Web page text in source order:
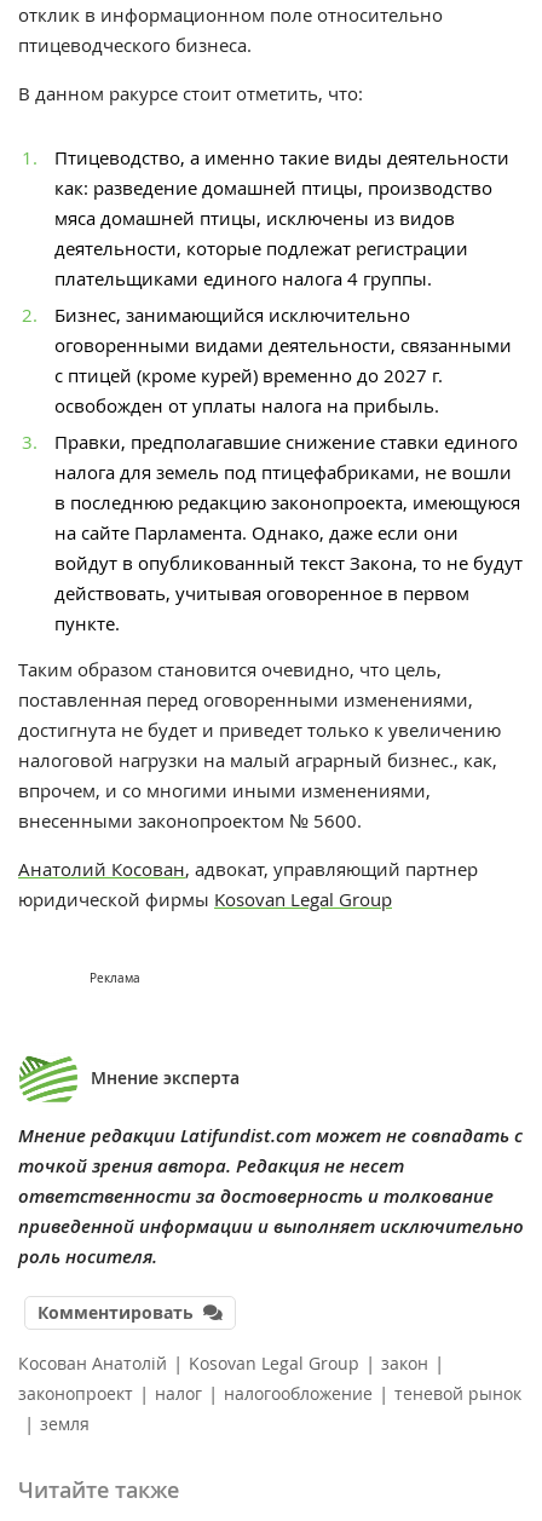
отклик в информационном поле относительно
птицеводческого бизнеса.
В данном ракурсе стоит отметить, что:
Птицеводство, а именно такие виды деятельности
как: разведение домашней птицы, производство
мяса домашней птицы, исключены из видов
деятельности, которые подлежат регистрации
плательщиками единого налога 4 группы.
Бизнес, занимающийся исключительно
оговоренными видами деятельности, связанными
с птицей (кроме курей) временно до 2027 г.
освобожден от уплаты налога на прибыль.
Правки, предполагавшие снижение ставки единого
налога для земель под птицефабриками, не вошли
в последнюю редакцию законопроекта, имеющуюся
на сайте Парламента. Однако, даже если они
войдут в опубликованный текст Закона, то не будут
действовать, учитывая оговоренное в первом
пункте.
Таким образом становится очевидно, что цель,
поставленная перед оговоренными изменениями,
достигнута не будет и приведет только к увеличению
налоговой нагрузки на малый аграрный бизнес., как,
впрочем, и со многими иными изменениями,
внесенными законопроектом № 5600.
Анатолий Косован, адвокат, управляющий партнер
юридической фирмы Kosovan Legal Group
Реклама
Мнение эксперта
Мнение редакции Latifundist.com может не совпадать с
точкой зрения автора. Редакция не несет
ответственности за достоверность и толкование
приведенной информации и выполняет исключительно
роль носителя.
Комментировать
Косован Анатолій | Kosovan Legal Group | закон |
законопроект | налог | налогообложение | теневой рынок
| земля
Читайте также